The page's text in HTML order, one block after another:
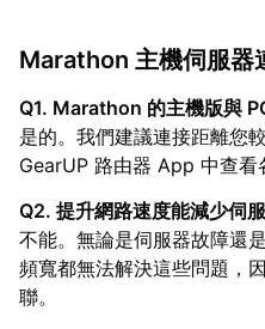
Marathon 主機伺服器
Q1. Marathon 的主機版與
是的。我們建議連接距離您
GearUP 路由器 App 中查看
Q2. 提升網路速度能減少伺
不能。無論是伺服器故障還
頻寬都無法解決這些問題，
聯。